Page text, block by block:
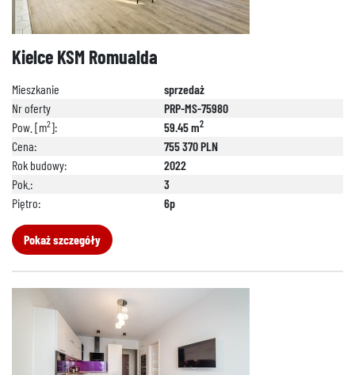
Kielce KSM Romualda
Mieszkanie
sprzedaż
Nr oferty
PRP-MS-75980
Pow. [m2]: 59.45 m2
Cena:
755 370 PLN
Rok budowy:
2022
Pok.:
3
Piętro:
6p
Pokaż szczegóły